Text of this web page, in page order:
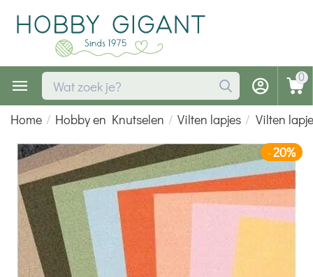
0
Home / Hobby en Knutselen / Vilten lapjes / Vilten
-20%